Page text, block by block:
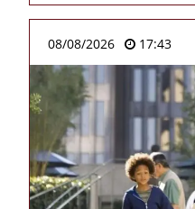
08/08/2026 17:43